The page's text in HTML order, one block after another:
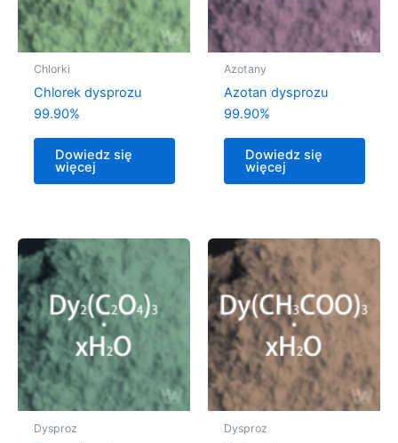
Chlorki
Chlorek dysprozu
99.90%
Dowiedz się
więcej
Azotany
Azotan dysprozu
99.90%
Dowiedz się
więcej
Dysproz Dysproz